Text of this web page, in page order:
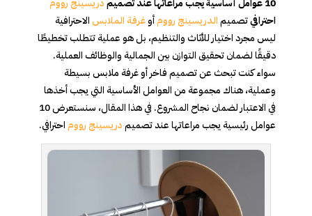
10 عوامل أساسية يجب مراعاتها عند تصميم
دريسينج رووم
احترافيتصميمالدريسينج روومأوغرفة الملابسالاحترافية
ليس مجرد اختيار للأثاث والتنظيم، بل هو عملية تتطلب تخطيطًا
دقيقًا لضمان تحقيق التوازن بين الجمالية والوظائف العملية.
سواء كنت تبحث عن تصميم فاخر أو غرفة ملابس بسيطة
وعملية، هناك مجموعة من العوامل الأساسية التي يجب أخذها
في الاعتبار لضمان نجاح المشروع. في هذا المقال، سنستعرض 10
عوامل رئيسية يجب مراعاتها عند تصميمدريسينج رووماحترافي.